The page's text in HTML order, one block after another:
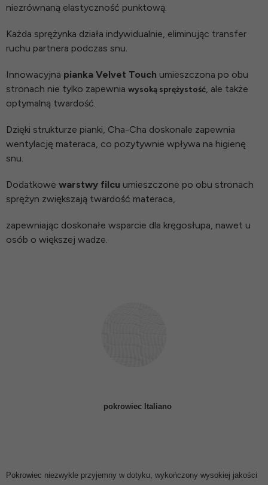
niezrównaną elastyczność punktową.
Każda sprężynka działa indywidualnie, eliminując transfer
ruchu partnera podczas snu.
Innowacyjna pianka Velvet Touch umieszczona po obu
stronach nie tylko zapewnia wysoką sprężystość, ale także
optymalną twardość.
Dzięki strukturze pianki, Cha-Cha doskonale zapewnia
wentylację materaca, co pozytywnie wpływa na higienę
snu.
Dodatkowe warstwy filcu umieszczone po obu stronach
sprężyn zwiększają twardość materaca,
zapewniając doskonałe wsparcie dla kręgosłupa, nawet u
osób o większej wadze.
pokrowiec Italiano
Pokrowiec niezwykle przyjemny w dotyku, wykończony wysokiej jakości